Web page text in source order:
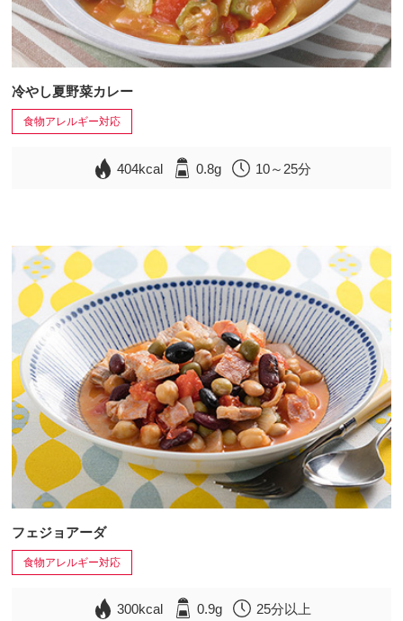
冷やし夏野菜カレー
食物アレルギー対応
404kcal 0.8g 10～25分
フェジョアーダ
食物アレルギー対応
300kcal 0.9g 25分以上